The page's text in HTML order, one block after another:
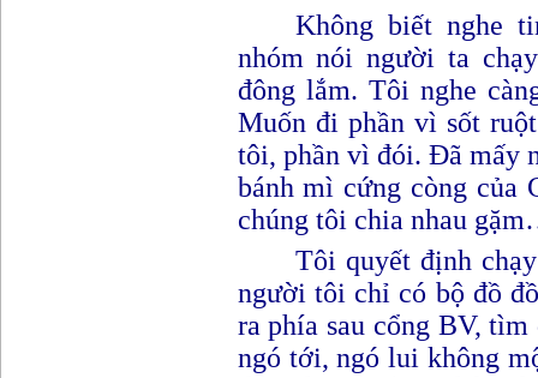
Không biết nghe
nhóm nói người ta
đông lắm. Tôi nghe
Muốn đi phần vì sốt
tôi, phần vì đói. Đã mấy
bánh mì cứng còng của
chúng tôi chia nhau
Tôi quyết định
người tôi chỉ có bộ đồ
ra phía sau cổng BV,
ngó tới, ngó lui không